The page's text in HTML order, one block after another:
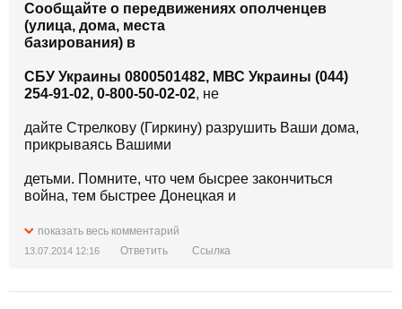
Сообщайте о передвижениях ополченцев
(улица, дома, места
базирования) в
СБУ Украины 0800501482, МВС Украины (044)
254-91-02, 0-800-50-02-02, не
дайте Стрелкову (Гиркину) разрушить Ваши дома,
прикрываясь Вашими
детьми. Помните, что чем бысрее закончиться
война, тем быстрее Донецкая и
Луганская область заживет мирной жизнью. Не
лишайте крова своих детей.
показать весь комментарий
13.07.2014 12:16 Ответить Ссылка